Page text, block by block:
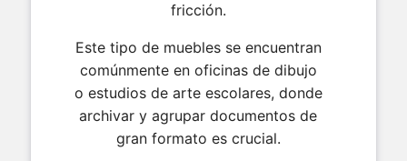
fricción.
Este tipo de muebles se encuentran
comúnmente en oficinas de dibujo
o estudios de arte escolares, donde
archivar y agrupar documentos de
gran formato es crucial.